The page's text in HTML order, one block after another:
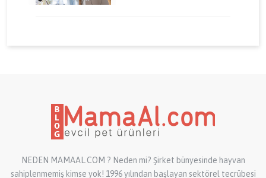
NEDEN MAMAAL.COM ? Neden mi? Şirket bünyesinde hayvan
sahiplenmemiş kimse yok! 1996 yılından başlayan sektörel tecrübesi